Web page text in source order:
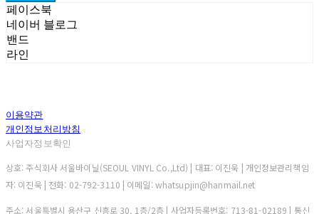
페이스북
네이버 블로그
밴드
라인
이용약관
개인정보처리방침
사업자정보확인
상호: 주식회사 서울바이닐(SEOUL VINYL Co.,Ltd) | 대표: 이진욱 | 개인정보관리책임
자: 이진욱 | 전화: 02-792-3110 | 이메일: whatsupjin@hanmail.net
주소: 서울특별시 용산구 신흥로 30, 1층/2층 | 사업자등록번호: 713-81-02189 | 통신